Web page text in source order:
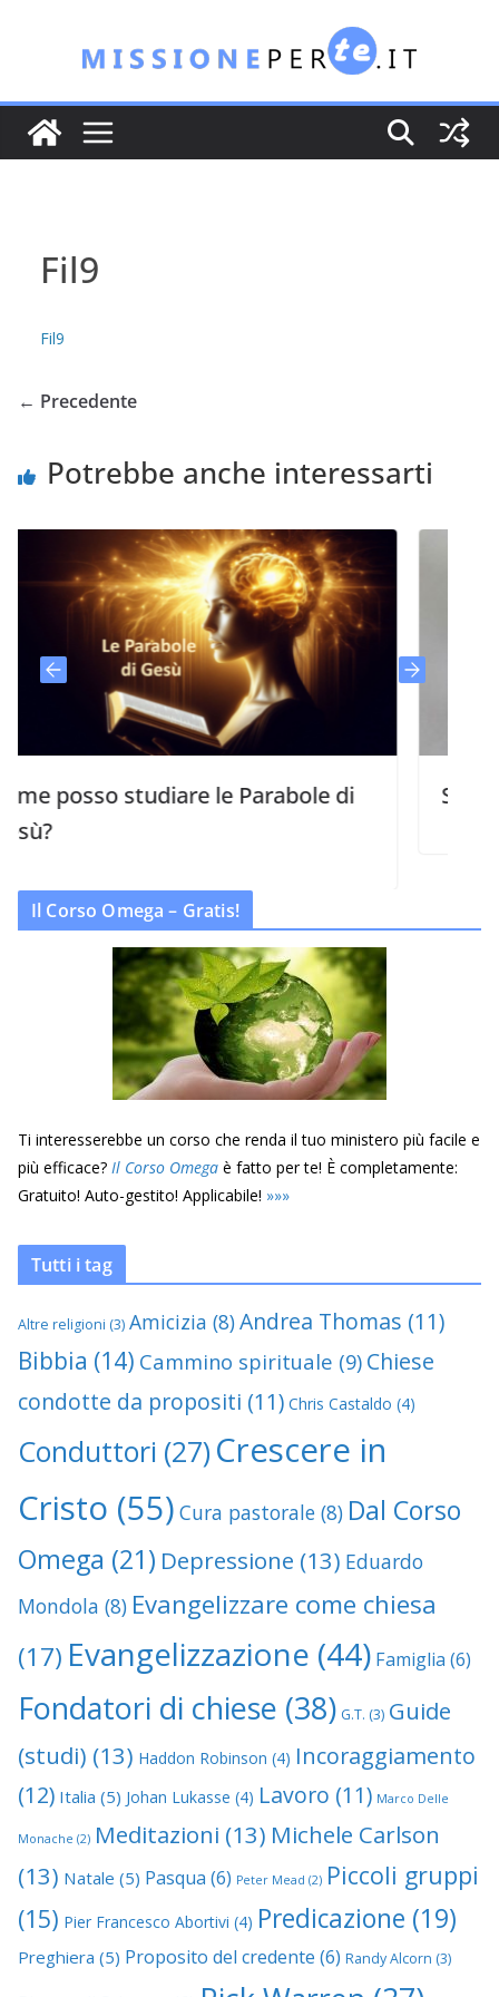
contenuto
Fil9
Fil9
← Precedente
Potrebbe anche interessarti
studiare le Parabole di Studi
Il Corso Omega – Gratis!
Ti interesserebbe un corso che renda il tuo ministero più facile e
più efficace? Il Corso Omega è fatto per te! È completamente:
Gratuito! Auto-gestito! Applicabile! »»»
Tutti i tag
Altre religioni (3) Amicizia (8)Andrea Thomas (11)
Bibbia (14) Cammino spirituale (9) Chiese
condotte da propositi (11) Chris Castaldo (4)
Conduttori (27) Crescere in
Cristo (55) Cura pastorale (8) Dal Corso
Omega (21) Depressione (13) Eduardo
Mondola (8) Evangelizzare come chiesa
(17) Evangelizzazione (44) Famiglia (6)
Fondatori di chiese (38) G.T. (3) Guide
(studi) (13) Haddon Robinson (4) Incoraggiamento
(12) Italia (5) Johan Lukasse (4) Lavoro (11) Marco Delle
Monache (2) Meditazioni (13) Michele Carlson
(13) Natale (5) Pasqua (6) Peter Mead (2) Piccoli gruppi
(15) Pier Francesco Abortivi (4) Predicazione (19)
Preghiera (5) Proposito del credente (6) Randy Alcorn (3)